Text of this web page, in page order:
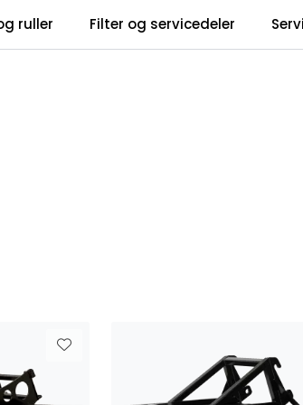
ruller Filter og servicedeler